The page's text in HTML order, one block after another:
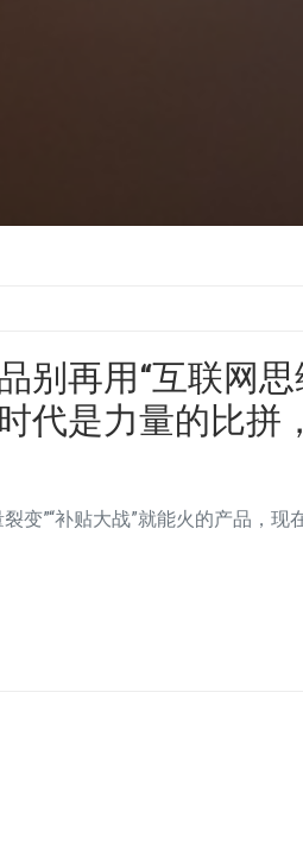
别再用“互联网思
代是力量的比拼
变”“补贴大战”就能火的产品，现